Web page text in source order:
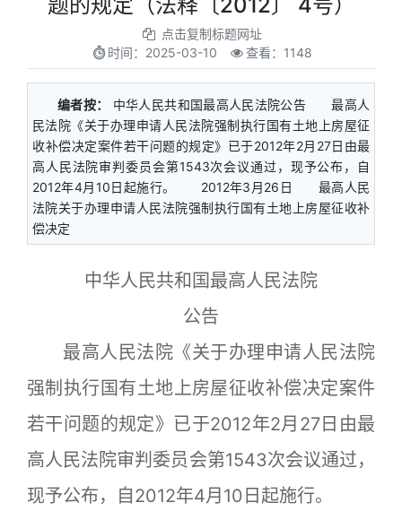
点击复制标题网址
时间： 2025-03-10 查看：1148
编者按：
中华人民共和国最高人民法院公告 最高人
民法院《关于办理申请人民法院强制执行国有土地上房屋征
收补偿决定案件若干问题的规定》已于2012年2月27日由最
高人民法院审判委员会第1543次会议通过，现予公布，自
2012年4月10日起施行。 2012年3月26日 最高人民
法院关于办理申请人民法院强制执行国有土地上房屋征收补
偿决定
中华人民共和国最高人民法院
公告
最高人民法院《关于办理申请人民法院
强制执行国有土地上房屋征收补偿决定案件
若干问题的规定》已于2012年2月27日由最
高人民法院审判委员会第1543次会议通过，
现予公布，自2012年4月10日起施行。